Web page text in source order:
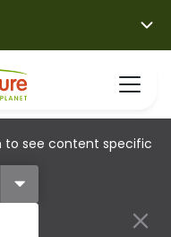
to see content specific